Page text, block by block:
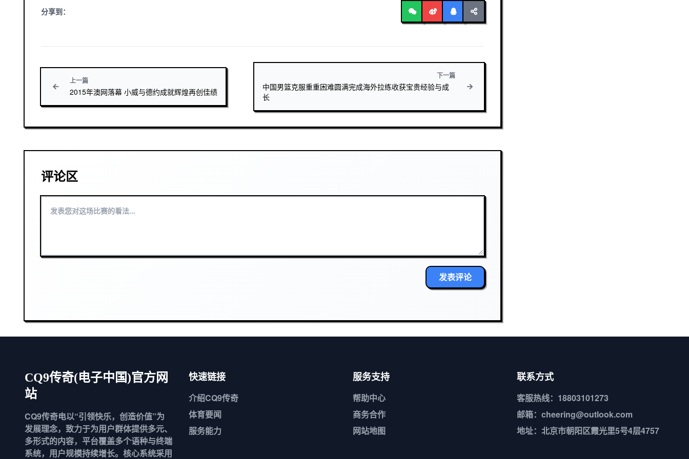
分享到：
上一篇
2015年澳网落幕 小威与德约成就辉煌再创佳绩
下一篇
中国男篮克服重重困难圆满完成海外拉练收获宝贵经验与成
长
评论区
发表评论
CQ9传奇(电子中国)官方网
站
CQ9传奇电以“引领快乐，创造价值”为
发展理念，致力于为用户群体提供多元、
多形式的内容，平台覆盖多个语种与终端
系统，用户规模持续增长。核心系统采用
快速链接
介绍CQ9传奇
体育要闻
服务能力
服务支持
帮助中心
商务合作
网站地图
联系方式
客服热线：18803101273
邮箱：cheering@outlook.com
地址：北京市朝阳区霞光里5号4层4757